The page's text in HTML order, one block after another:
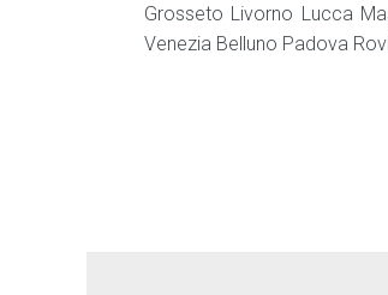
Grosseto Livorno Lucca
Venezia Belluno Padova